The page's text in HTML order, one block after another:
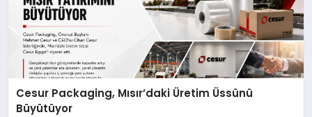
Cesur Packaging, Mısır’daki Üretim Üssünü
Büyütüyor